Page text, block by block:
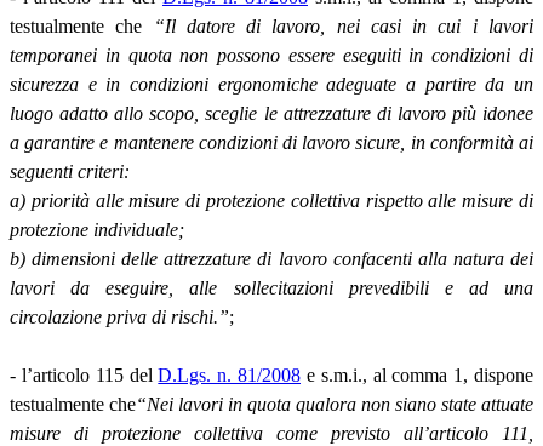
testualmente che
“Il datore di lavoro, nei casi in cui i lavori
temporanei in quota non possono essere eseguiti in condizioni di
sicurezza e in condizioni ergonomiche adeguate a partire da un
luogo adatto allo scopo, sceglie le attrezzature di lavoro più idonee
a garantire e mantenere condizioni di lavoro sicure, in conformità ai
seguenti criteri:
a) priorità alle misure di protezione collettiva rispetto alle misure di
protezione individuale;
b) dimensioni delle attrezzature di lavoro confacenti alla natura dei
lavori da eseguire, alle sollecitazioni prevedibili e ad una
circolazione priva di rischi.”;
- l’articolo 115 delD.Lgs. n. 81/2008 e s.m.i., al comma 1, dispone
testualmente che“Nei lavori in quota qualora non siano state attuate
misure di protezione collettiva come previsto all’articolo 111,